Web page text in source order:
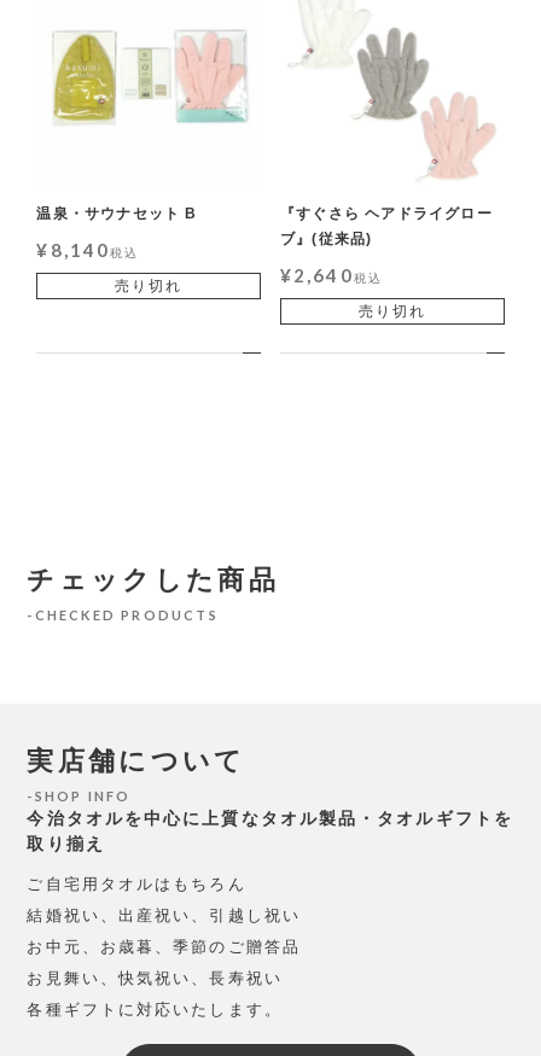
温泉・サウナセット B
¥ 8,140税込
売り切れ
『すぐさら ヘアドライグロー
ブ』(従来品)
¥2,640税込
売り切れ
チェックした商品
CHECKED PRODUCTS
実店舗について
SHOP INFO
今治タオルを中心に上質なタオル製品・タオルギフトを
取り揃え
ご自宅用タオルはもちろん
結婚祝い、出産祝い、引越し祝い
お中元、お歳暮、季節のご贈答品
お見舞い、快気祝い、長寿祝い
各種ギフトに対応いたします。